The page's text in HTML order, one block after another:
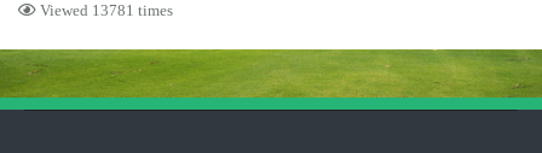
Viewed 13781 times